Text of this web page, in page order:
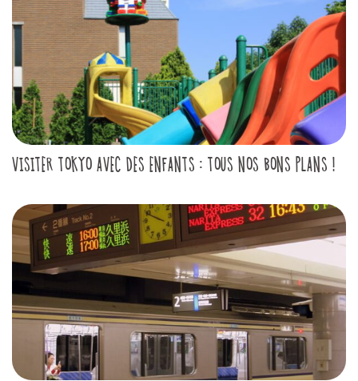
VISITER TOKYO AVEC DES ENFANTS : TOUS NOS BONS PLANS !